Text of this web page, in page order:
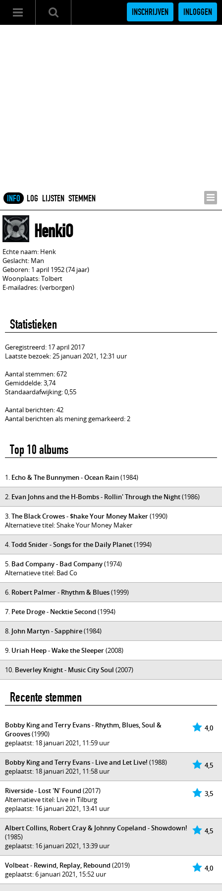
INSCHRIJVEN INLOGGEN
INFO LOG LIJSTEN STEMMEN
HenkiO
Echte naam: Henk
Geslacht: Man
Geboren: 1 april 1952 (74 jaar)
Woonplaats: Tolbert
E-mailadres: (verborgen)
Statistieken
Geregistreerd: 17 april 2017
Laatste bezoek: 25 januari 2021, 12:31 uur
Aantal stemmen: 672
Gemiddelde: 3,74
Standaardafwijking: 0,55
Aantal berichten: 42
Aantal berichten als mening gemarkeerd: 2
Top 10 albums
1. Echo & The Bunnymen - Ocean Rain(1984)
2. Evan Johns and the H-Bombs - Rollin' Through the Night(1986)
3.The Black Crowes - $hake Your Money Maker(1990)
Alternatieve titel: Shake Your Money Maker
4.Todd Snider - Songs for the Daily Planet(1994)
5. Bad Company - Bad Company(1974)
Alternatieve titel: Bad Co
6. Robert Palmer - Rhythm & Blues(1999)
7. Pete Droge - Necktie Second (1994)
8. John Martyn - Sapphire(1984)
9. Uriah Heep - Wake the Sleeper(2008)
10. Beverley Knight - Music City Soul (2007)
Recente stemmen
4,0
Bobby King and Terry Evans - Rhythm, Blues, Soul &
Grooves(1990)
geplaatst: 18 januari 2021, 11:59 uur
4,5
Bobby King and Terry Evans - Live and Let Live! (1988)
geplaatst: 18 januari 2021, 11:58 uur
3,5
Riverside - Lost 'N' Found (2017)
Alternatieve titel: Live in Tilburg
geplaatst: 16 januari 2021, 13:41 uur
4,5
Albert Collins, Robert Cray & Johnny Copeland - Showdown!
(1985)
geplaatst: 16 januari 2021, 13:39 uur
4,0
Volbeat - Rewind, Replay, Rebound (2019)
geplaatst: 6 januari 2021, 15:52 uur